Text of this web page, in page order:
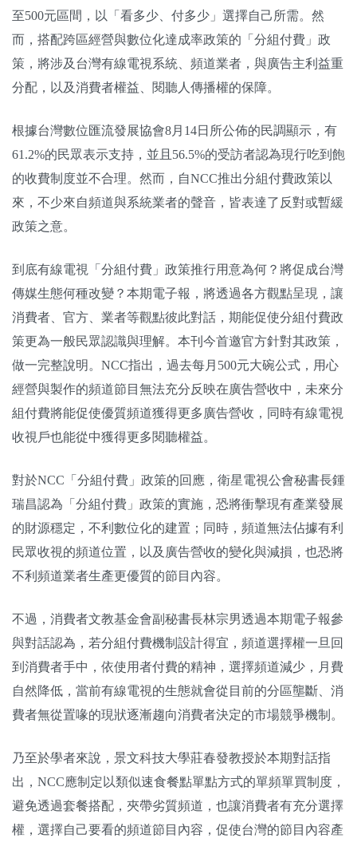
至500元區間，以「看多少、付多少」選擇自己所需。然
而，搭配跨區經營與數位化達成率政策的「分組付費」政
策，將涉及台灣有線電視系統、頻道業者，與廣告主利益重
分配，以及消費者權益、閱聽人傳播權的保障。
根據台灣數位匯流發展協會8月14日所公佈的民調顯示，有
61.2%的民眾表示支持，並且56.5%的受訪者認為現行吃到飽
的收費制度並不合理。然而，自NCC推出分組付費政策以
來，不少來自頻道與系統業者的聲音，皆表達了反對或暫緩
政策之意。
到底有線電視「分組付費」政策推行用意為何？將促成台灣
傳媒生態何種改變？本期電子報，將透過各方觀點呈現，讓
消費者、官方、業者等觀點彼此對話，期能促使分組付費政
策更為一般民眾認識與理解。本刊今首邀官方針對其政策，
做一完整說明。NCC指出，過去每月500元大碗公式，用心
經營與製作的頻道節目無法充分反映在廣告營收中，未來分
組付費將能促使優質頻道獲得更多廣告營收，同時有線電視
收視戶也能從中獲得更多閱聽權益。
對於NCC「分組付費」政策的回應，衛星電視公會秘書長鍾
瑞昌認為「分組付費」政策的實施，恐將衝擊現有產業發展
的財源穩定，不利數位化的建置；同時，頻道無法佔據有利
民眾收視的頻道位置，以及廣告營收的變化與減損，也恐將
不利頻道業者生產更優質的節目內容。
不過，消費者文教基金會副秘書長林宗男透過本期電子報參
與對話認為，若分組付費機制設計得宜，頻道選擇權一旦回
到消費者手中，依使用者付費的精神，選擇頻道減少，月費
自然降低，當前有線電視的生態就會從目前的分區壟斷、消
費者無從置喙的現狀逐漸趨向消費者決定的市場競爭機制。
乃至於學者來說，景文科技大學莊春發教授於本期對話指
出，NCC應制定以類似速食餐點單點方式的單頻單買制度，
避免透過套餐搭配，夾帶劣質頻道，也讓消費者有充分選擇
權，選擇自己要看的頻道節目內容，促使台灣的節目內容產